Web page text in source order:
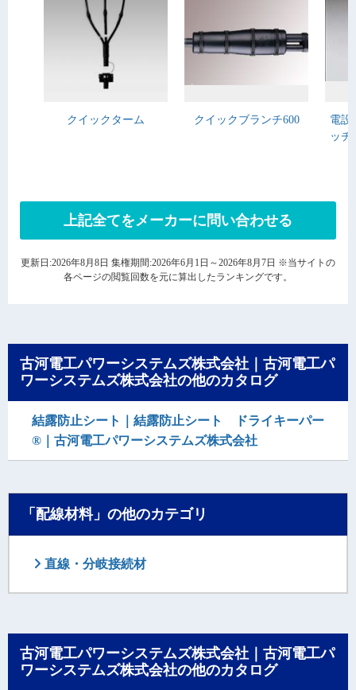
クイックターム クイックブランチ600
電設
ッチ
上記全てをメーカーに問い合わせる
更新日:2026年8月8日 集権期間:2026年6月1日～2026年8月7日 ※当サイトの
各ページの閲覧回数を元に算出したランキングです。
古河電工パワーシステムズ株式会社｜古河電工パ
ワーシステムズ株式会社の他のカタログ
結露防止シート｜結露防止シート ドライキーパー
®｜古河電工パワーシステムズ株式会社
「配線材料」の他のカテゴリ
直線・分岐接続材
古河電工パワーシステムズ株式会社｜古河電工パ
ワーシステムズ株式会社の他のカタログ